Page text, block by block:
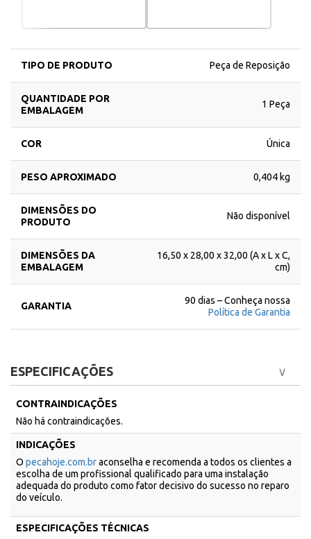
TIPO DE PRODUTO Peça de Reposição
QUANTIDADE POR
EMBALAGEM
1 Peça
COR Única
PESO APROXIMADO 0,404 kg
DIMENSÕES DO
PRODUTO
Não disponível
DIMENSÕES DA
EMBALAGEM
16,50 x 28,00 x 32,00 (A x L x C,
cm)
GARANTIA
90 dias – Conheça nossa
Política de Garantia
ESPECIFICAÇÕES
CONTRAINDICAÇÕES
Não há contraindicações.
INDICAÇÕES
O pecahoje.com.braconselha e recomenda a todos os clientes a
escolha de um profissional qualificado para uma instalação
adequada do produto como fator decisivo do sucesso no reparo
do veículo.
ESPECIFICAÇÕES TÉCNICAS